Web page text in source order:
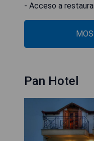
- Acceso a
Pan Hotel